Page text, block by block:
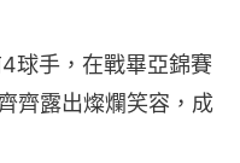
球手，在戰畢亞錦賽
齊露出燦爛笑容，成